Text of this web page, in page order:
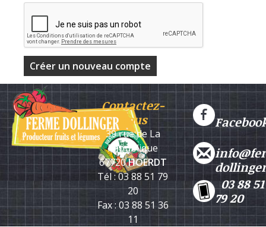
Contactez-
nous
39 rue de La
République
67720HOERDT
Tél : 03 88 51 79
20
Fax : 03 88 51 36
11
03 88 51
79 20